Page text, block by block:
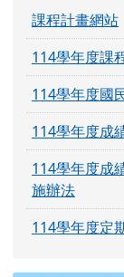
課程計畫網站
114學年度課
114學年度國
114學年度成
114學年度成
施辦法
114學年度定